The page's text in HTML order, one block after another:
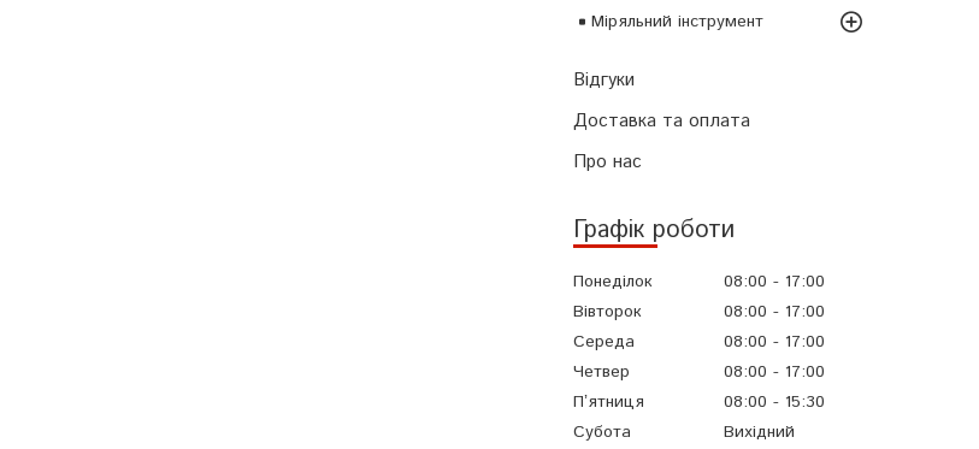
Міряльний інструмент
Відгуки
Доставка та оплата
Про нас
Графік роботи
Понеділок 08:00
17:00
Вівторок
08:00
17:00
Середа
08:00
17:00
Четвер
08:00
17:00
Пʼятниця
08:00
15:30
Субота
Вихідний